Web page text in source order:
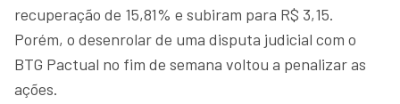
recuperação de 15,81% e subiram para R$ 3,15.
Porém, o desenrolar de uma disputa judicial com o
BTG Pactual no fim de semana voltou a penalizar as
ações.